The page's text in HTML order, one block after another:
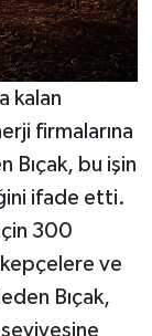
kalan
firmalarına
Bıçak, bu işin
ifade etti.
300
ve
Bıçak,